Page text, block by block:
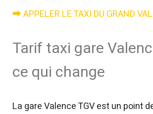
⮕ APPELER LE TAXI DU GRAND
Tarif taxi gare
ce qui change
La gare Valence TGV est un point